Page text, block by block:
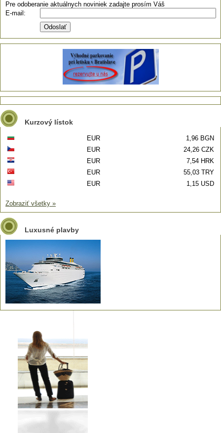
Pre odoberanie aktuálnych noviniek zadajte prosím Váš
E-mail:
Kurzový lístok
EUR
1,96 BGN
EUR
24,26 CZK
EUR
7,54 HRK
EUR
55,03 TRY
EUR
1,15 USD
Zobraziť všetky »
Luxusné plavby